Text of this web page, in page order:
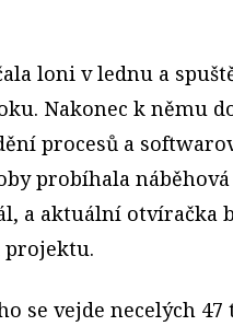
loni v lednu a
Nakonec k němu
procesů a
probíhala
a aktuální otvíračka
se vejde necelých